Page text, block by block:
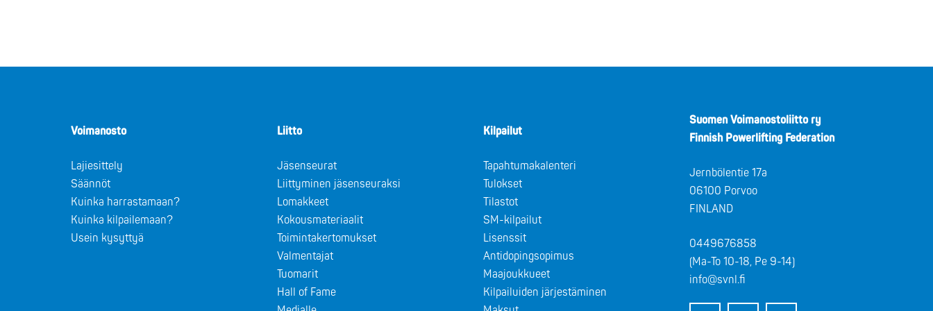
Voimanosto
Lajiesittely
Säännöt
Kuinka harrastamaan?
Kuinka kilpailemaan?
Usein kysyttyä
Liitto
Jäsenseurat
Liittyminen jäsenseuraksi
Lomakkeet
Kokousmateriaalit
Toimintakertomukset
Valmentajat
Tuomarit
Hall of Fame
Kilpailut
Tapahtumakalenteri
Tulokset
Tilastot
SM-kilpailut
Lisenssit
Antidopingsopimus
Maajoukkueet
Kilpailuiden järjestäminen
Suomen Voimanostoliitto ry
Finnish Powerlifting Federation
Jernbölentie 17a
06100 Porvoo
FINLAND
0449676858
(Ma-To 10-18, Pe 9-14)
info@svnl.fi